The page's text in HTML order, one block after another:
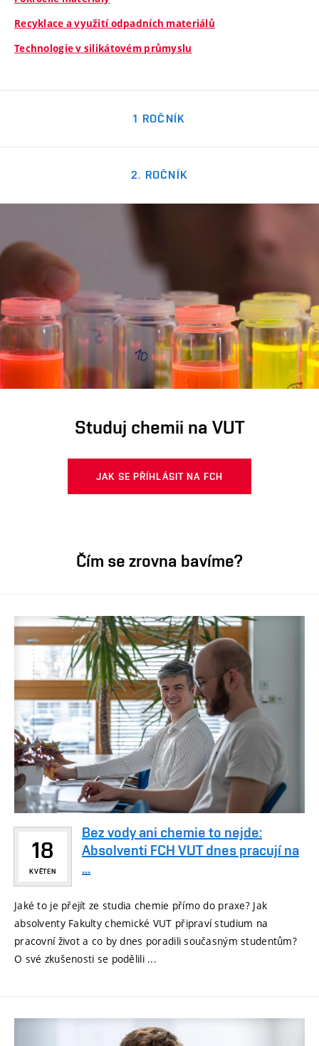
Recyklace a využití odpadních materiálů
Technologie v silikátovém průmyslu
1 ROČNÍK
2. ROČNÍK
Studuj chemii na VUT
JAK SE PŘÍHLÁSIT NA FCH
Čím se zrovna bavíme?
18
KVĚTEN
Bez vody ani chemie to nejde:
Absolventi FCH VUT dnes pracují na
...
Jaké to je přejít ze studia chemie přímo do praxe? Jak
absolventy Fakulty chemické VUT připraví studium na
pracovní život a co by dnes poradili současným studentům?
O své zkušenosti se podělili ...